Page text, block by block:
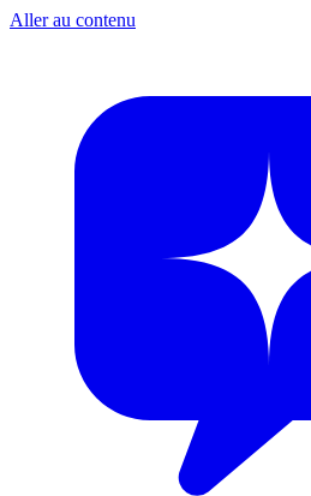
Aller au contenu